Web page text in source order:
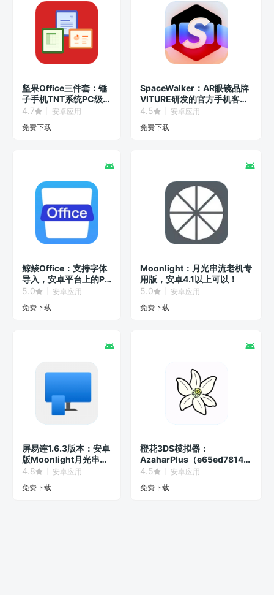
坚果Office三件套：锤
子手机TNT系统PC级办
公软件！
4.7
安卓应用
免费下载
SpaceWalker：AR眼镜品牌
VITURE研发的官方手机客户
端！
4.5
安卓应用
免费下载
鲸鲮Office：支持字体
导入，安卓平台上的PC
级办公软件！
5.0
安卓应用
免费下载
Moonlight：月光串流老机专
用版，安卓4.1以上可以！
5.0
安卓应用
免费下载
屏易连1.6.3版本：安卓
版Moonlight月光串流
服务器！
4.8
安卓应用
免费下载
橙花3DS模拟器：
AzaharPlus（e65ed7814）
版本号
4.5
安卓应用
免费下载